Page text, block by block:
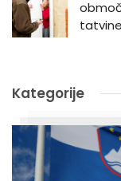
Kategorije